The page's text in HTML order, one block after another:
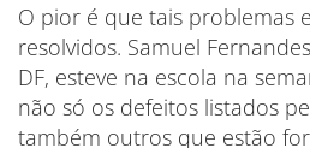
O pior é que tais problemas
resolvidos. Samuel
DF, esteve na escola na
não só os defeitos listados
também outros que estão